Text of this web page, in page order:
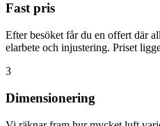
Fast pris
Efter besöket får du en offert där
elarbete och injustering. Priset
3
Dimensionering